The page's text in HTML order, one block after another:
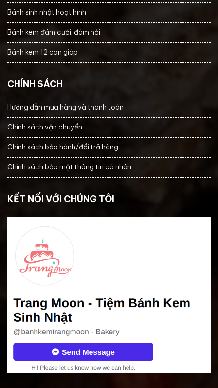
Bánh sinh nhật hoạt hình
Bánh kem đám cưới, đám hỏi
Bánh kem 12 con giáp
CHÍNH SÁCH
Hướng dẫn mua hàng và thanh toán
Chính sách vận chuyển
Chính sách bảo hành/đổi trả hàng
Chính sách bảo mật thông tin cá nhân
KẾT NỐI VỚI CHÚNG TÔI